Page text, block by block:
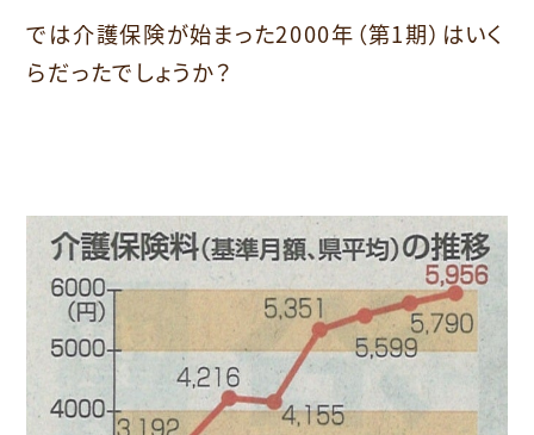
では介護保険が始まった2000年（第1期）はいく
らだったでしょうか？